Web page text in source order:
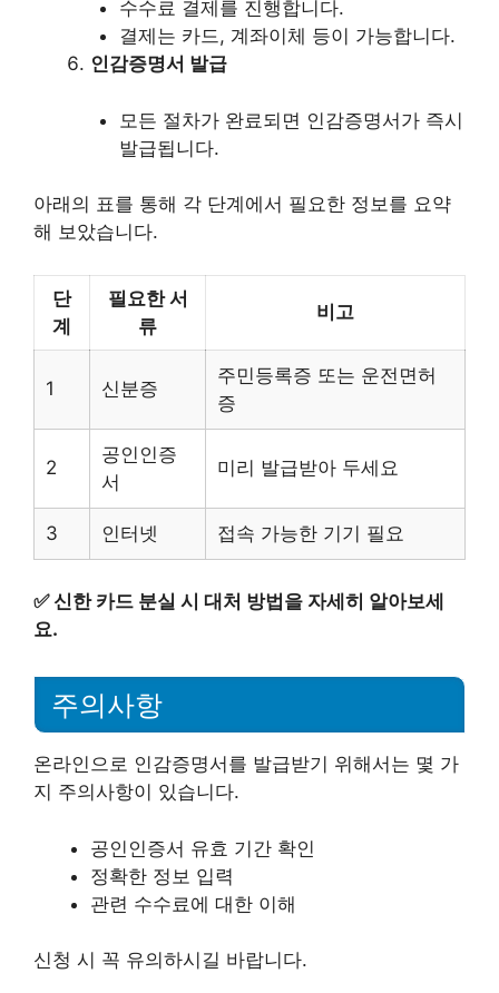
수수료 결제를 진행합니다.
결제는 카드, 계좌이체 등이 가능합니다.
인감증명서 발급
모든 절차가 완료되면 인감증명서가 즉시
발급됩니다.
아래의 표를 통해 각 단계에서 필요한 정보를 요약
해 보았습니다.
단
계
필요한 서
류
비고
1 신분증
주민등록증 또는 운전면허
증
2
공인인증
서
미리 발급받아 두세요
3 인터넷 접속 가능한 기기 필요
✅신한 카드 분실 시 대처 방법을 자세히 알아보세
요.
주의사항
온라인으로 인감증명서를 발급받기 위해서는 몇 가
지 주의사항이 있습니다.
공인인증서 유효 기간 확인
정확한 정보 입력
관련 수수료에 대한 이해
신청 시 꼭 유의하시길 바랍니다.